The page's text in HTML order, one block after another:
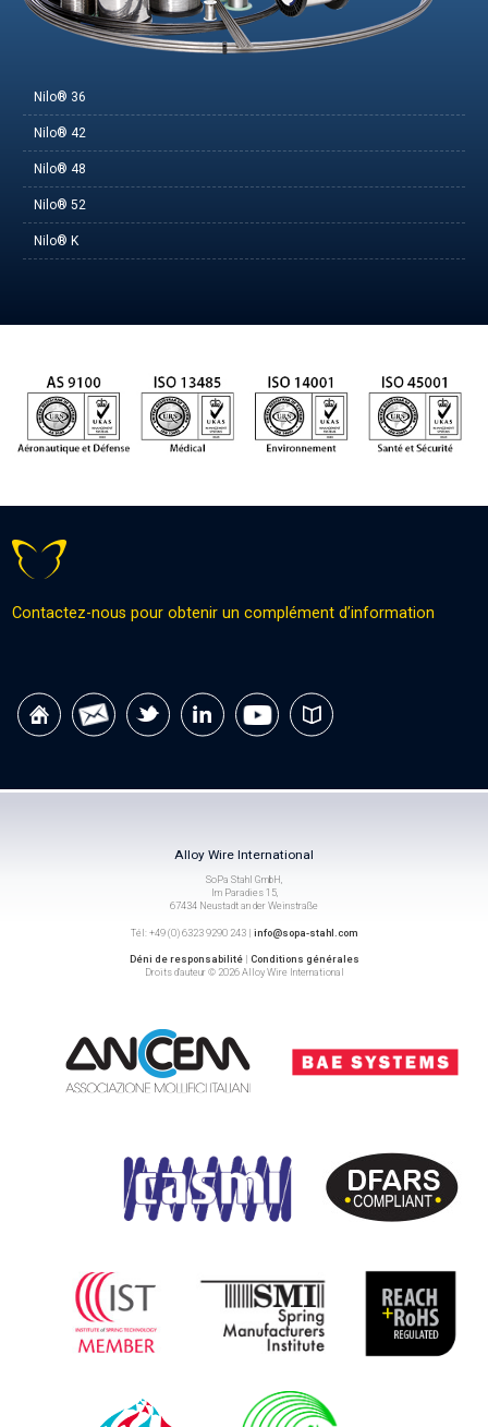
Nilo® 36
Nilo® 42
Nilo® 48
Nilo® 52
Nilo® K
Contactez-nous pour obtenir un complément d’information
Alloy Wire International
SoPa Stahl GmbH,
Im Paradies 15,
67434 Neustadt an der Weinstraße
Tél: +49 (0) 6323 9290 243 | info@sopa-stahl.com
Déni de responsabilité| Conditions générales
Droits d’auteur © 2026 Alloy Wire International